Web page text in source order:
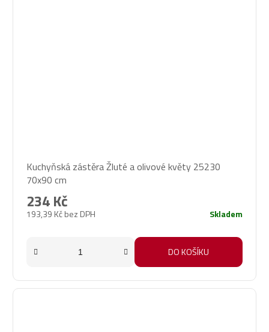
Kuchyňská zástěra Žluté a olivové květy 25230
70x90 cm
193,39 Kč bez DPH
234 Kč
Skladem
DO KOŠÍKU